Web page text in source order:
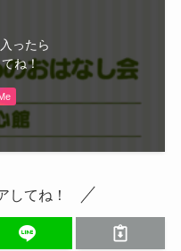
ったら
ね！
してね！